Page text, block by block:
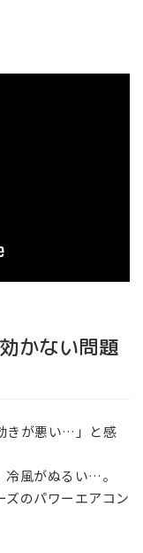
かない問題
きが悪い…」と感
冷風がぬるい…。
ズのパワーエアコン